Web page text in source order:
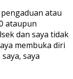
atau
ataupun
dan saya tidak
membuka diri
saya